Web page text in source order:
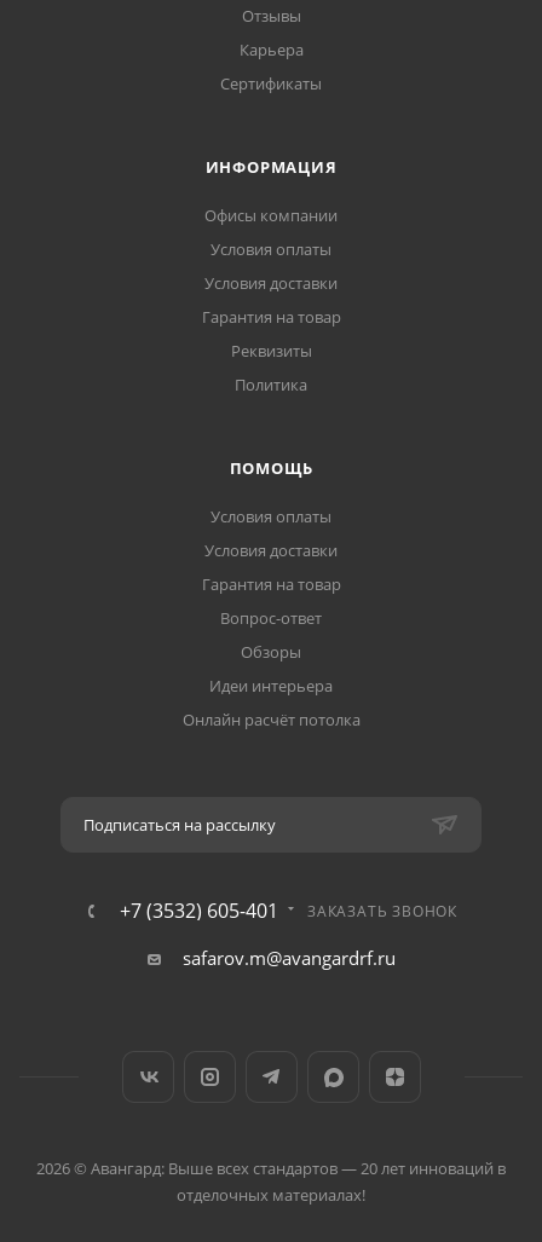
Отзывы
Карьера
Сертификаты
ИНФОРМАЦИЯ
Офисы компании
Условия оплаты
Условия доставки
Гарантия на товар
Реквизиты
Политика
ПОМОЩЬ
Условия оплаты
Условия доставки
Гарантия на товар
Вопрос-ответ
Обзоры
Идеи интерьера
Онлайн расчёт потолка
Подписаться на рассылку
+7 (3532) 605-401 ЗАКАЗАТЬ ЗВОНОК
safarov.m@avangardrf.ru
2026 © Авангард: Выше всех стандартов — 20 лет инноваций в
отделочных материалах!